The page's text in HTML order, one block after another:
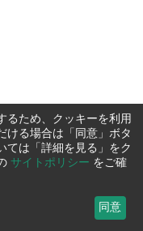
るため、クッキーを利用
ける場合は「同意」ボタ
ては「詳細を見る」をク
サイトポリシー をご確
同意